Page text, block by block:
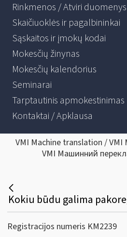
Rinkmenos / Atviri duomenys
Skaičiuoklės ir pagalbininkai
Sąskaitos ir įmokų kodai
Mokesčių žinynas
Mokesčių kalendorius
Seminarai
Tarptautinis apmokestinimas
Kontaktai / Apklausa
VMI Machine translation /
VMI Машинний
Registracijos numeris KM2239